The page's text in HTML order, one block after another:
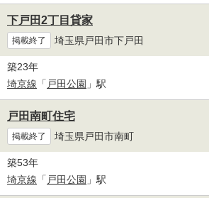
下戸田2丁目貸家
掲載終了 埼玉県戸田市下戸田
築23年
埼京線 「 戸田公園 」駅
戸田南町住宅
掲載終了 埼玉県戸田市南町
築53年
埼京線 「 戸田公園 」駅